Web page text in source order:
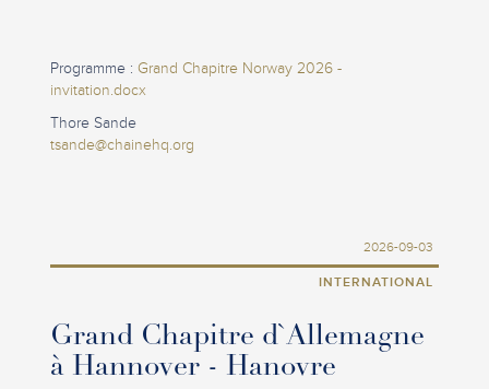
Programme :Grand Chapitre Norway 2026 -
invitation.docx
Thore Sande
tsande@chainehq.org
2026-09-03
INTERNATIONAL
Grand Chapitre d`Allemagne
à Hannover - Hanovre